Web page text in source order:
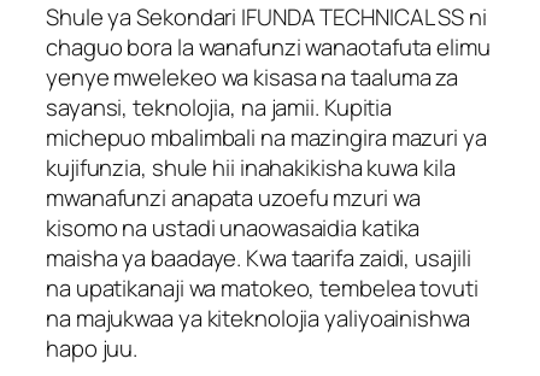
Shule ya Sekondari IFUNDA TECHNICAL SS ni
chaguo bora la wanafunzi wanaotafuta elimu
yenye mwelekeo wa kisasa na taaluma za
sayansi, teknolojia, na jamii. Kupitia
michepuo mbalimbali na mazingira mazuri ya
kujifunzia, shule hii inahakikisha kuwa kila
mwanafunzi anapata uzoefu mzuri wa
kisomo na ustadi unaowasaidia katika
maisha ya baadaye. Kwa taarifa zaidi, usajili
na upatikanaji wa matokeo, tembelea tovuti
na majukwaa ya kiteknolojia yaliyoainishwa
hapo juu.